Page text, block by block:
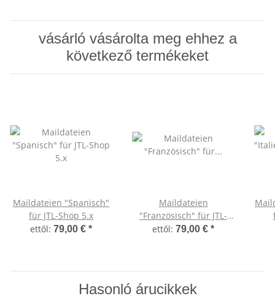
vásárló vásárolta meg ehhez a
következő termékeket
Maildateien "Spanisch"
für JTL-Shop 5.x
ettől: 79,00 € *
Maildateien
"Französisch" für JTL-
Shop 5.x
ettől: 79,00 € *
Hasonló árucikkek